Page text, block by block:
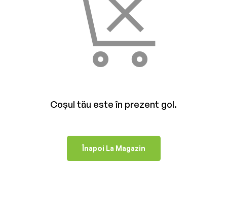
Coșul tău este în prezent gol.
Înapoi La Magazin